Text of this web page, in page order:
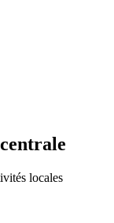
locales